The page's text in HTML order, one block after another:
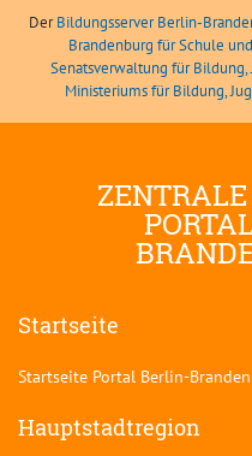
DerBildungsserver Berlin-
Brandenburg für Schule
Senatsverwaltung für Bildung,
Ministeriums für Bildung,
Startseite
Startseite Portal Berlin-
Hauptstadtregion